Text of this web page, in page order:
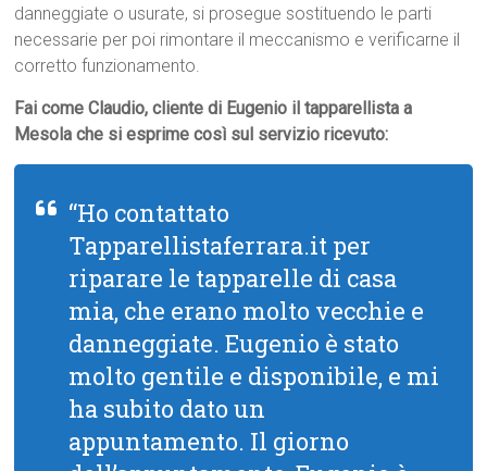
danneggiate o usurate, si prosegue sostituendo le parti
necessarie per poi rimontare il meccanismo e verificarne il
corretto funzionamento.
Fai come Claudio, cliente di Eugenio il tapparellista a
Mesola che si esprime così sul servizio ricevuto:
“Ho contattato
Tapparellistaferrara.it per
riparare le tapparelle di casa
mia, che erano molto vecchie e
danneggiate. Eugenio è stato
molto gentile e disponibile, e mi
ha subito dato un
appuntamento. Il giorno